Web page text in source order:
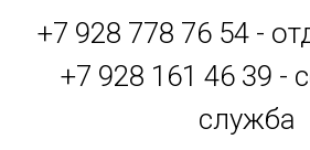
+7 928 778 76 54 -
+7 928 161 46 39 -
служба